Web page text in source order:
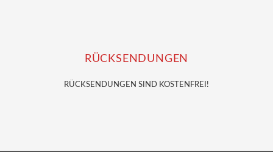
RÜCKSENDUNGEN
RÜCKSENDUNGEN SIND KOSTENFREI!